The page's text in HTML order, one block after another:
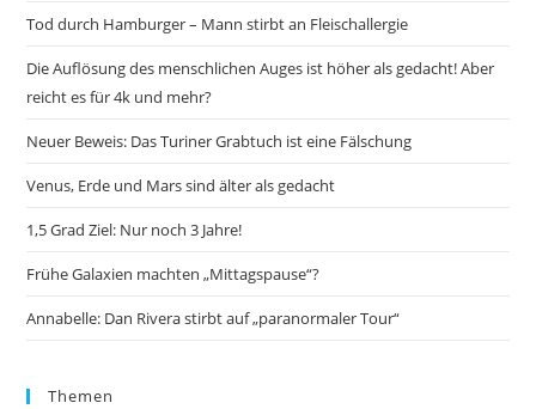
Tod durch Hamburger – Mann stirbt an Fleischallergie
Die Auflösung des menschlichen Auges ist höher als gedacht! Aber
reicht es für 4k und mehr?
Neuer Beweis: Das Turiner Grabtuch ist eine Fälschung
Venus, Erde und Mars sind älter als gedacht
1,5 Grad Ziel: Nur noch 3 Jahre!
Frühe Galaxien machten „Mittagspause“?
Annabelle: Dan Rivera stirbt auf „paranormaler Tour“
Themen